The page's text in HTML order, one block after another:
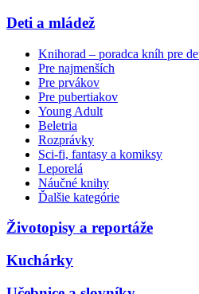
Deti a mládež
Knihorad – poradca kníh pre
Pre najmenších
Pre prvákov
Pre pubertiakov
Young Adult
Beletria
Rozprávky
Sci-fi, fantasy a komiksy
Leporelá
Náučné knihy
Ďalšie kategórie
Životopisy a reportáže
Kuchárky